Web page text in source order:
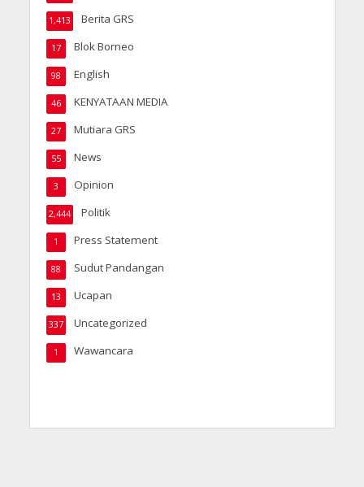
Berita GRS
1,413
Blok Borneo
17
English
98
KENYATAAN MEDIA
46
Mutiara GRS
27
News
55
Opinion
3
Politik
2,444
Press Statement
1
Sudut Pandangan
88
Ucapan
13
Uncategorized
337
Wawancara
1